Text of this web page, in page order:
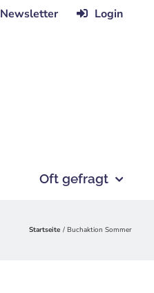
Newsletter Login
Oft gefragt
Startseite Buchaktion Sommer